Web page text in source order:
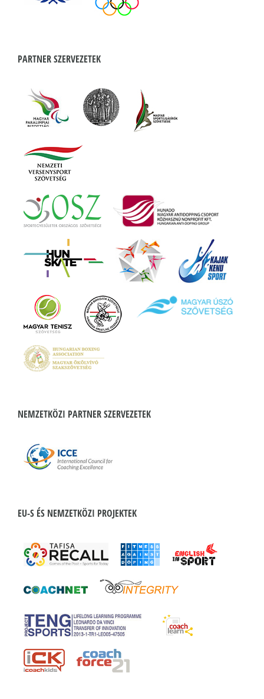
PARTNER SZERVEZETEK
NEMZETKÖZI PARTNER SZERVEZETEK
EU-S ÉS NEMZETKÖZI PROJEKTEK